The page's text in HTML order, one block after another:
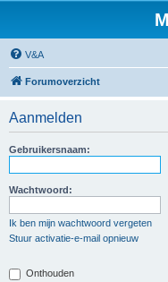
V&A
Forumoverzicht
Aanmelden
Gebruikersnaam:
Wachtwoord:
Ik ben mijn wachtwoord vergeten
Stuur activatie-e-mail opnieuw
Onthouden